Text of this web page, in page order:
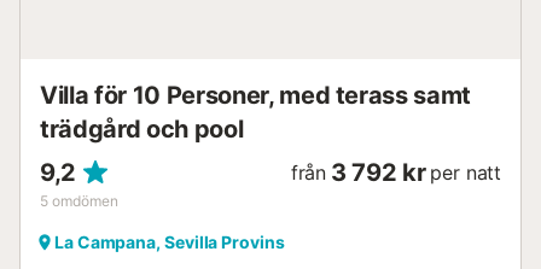
Villa för 10 Personer, med terass samt
trädgård och pool
9,2
5 omdömen
från 3 792 kr per natt
La Campana, Sevilla Provins